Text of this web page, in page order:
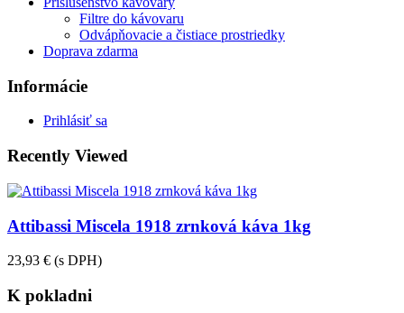
Filtre do kávovaru
Odvápňovacie a čistiace prostriedky
Doprava zdarma
Informácie
Prihlásiť sa
Recently Viewed
Attibassi Miscela 1918 zrnková káva 1kg
23,93 € (s DPH)
K pokladni